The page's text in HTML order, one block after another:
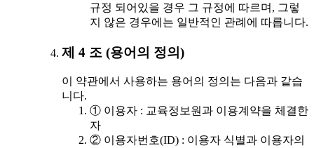
규정 되어있을 경우 그 규정에 따르며, 그렇
지 않은 경우에는 일반적인 관례에 따릅니다.
제 4 조 (용어의 정의)
이 약관에서 사용하는 용어의 정의는 다음과 같습
니다.
① 이용자 : 교육정보원과 이용계약을 체결한
자
② 이용자번호(ID) : 이용자 식별과 이용자의